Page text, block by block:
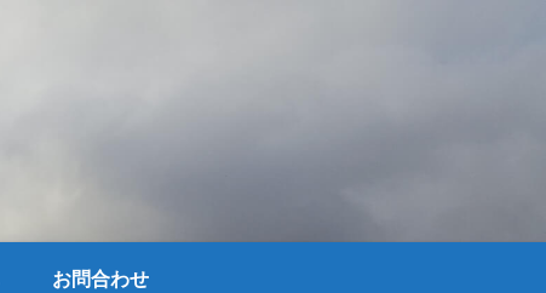
お問合わせ